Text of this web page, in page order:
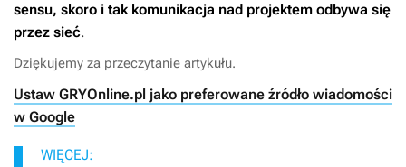
sensu, skoro i tak komunikacja nad projektem odbywa się
przez sieć.
Dziękujemy za przeczytanie artykułu.
Ustaw GRYOnline.pl jako preferowane źródło wiadomości
w Google
WIĘCEJ: